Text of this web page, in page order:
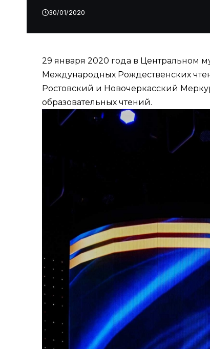
30/01/2020
29 января 2020 года в Центральном
Международных Рождественских
Ростовский и Новочеркасский
образовательных чтений.